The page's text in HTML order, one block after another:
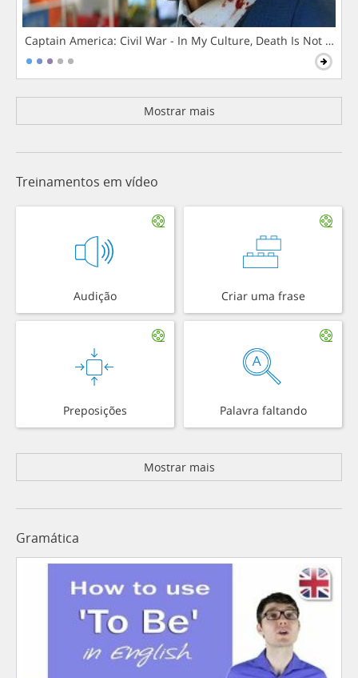
Captain America: Civil War - In My Culture, Death Is Not The
Mostrar mais
Treinamentos em vídeo
Audição Criar uma frase
Preposições Palavra faltando
Mostrar mais
Gramática